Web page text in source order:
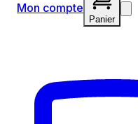
Mon compte
Panier